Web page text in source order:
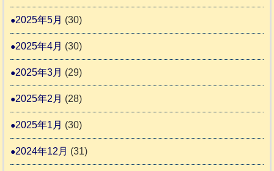
2025年5月 (30)
2025年4月 (30)
2025年3月 (29)
2025年2月 (28)
2025年1月 (30)
2024年12月 (31)